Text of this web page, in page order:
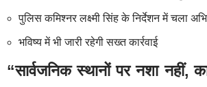
पुलिस कमिश्नर लक्ष्मी सिंह के निर्देशन में चला
भविष्य में भी जारी रहेगी सख्त कार्रवाई
“सार्वजनिक स्थानों पर नशा नहीं,